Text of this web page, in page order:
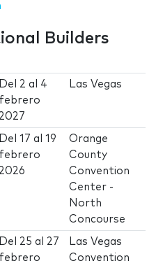
Builders
Del 2 al 4
febrero
2027
Las Vegas
Del17 al19
febrero
2026
Orange
County
Convention
Center -
North
Concourse
Del 25 al 27
febrero
Las Vegas
Convention